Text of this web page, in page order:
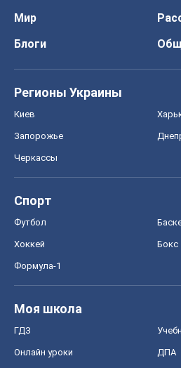
Мир
Блоги
Регионы Украины
Киев
Запорожье
Черкассы
Спорт
Футбол
Хоккей Бокс
Формула-1
Моя школа
ГДЗ
Онлайн уроки ДПА